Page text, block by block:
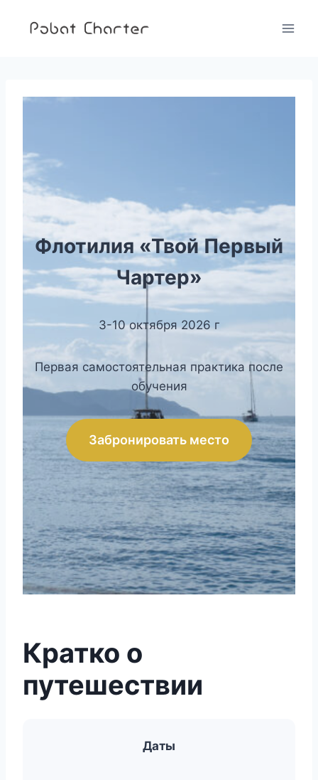
Флотилия «Твой Первый
Чартер»
3-10 октября 2026 г
Первая самостоятельная практика после
обучения
Забронировать место
Кратко о
путешествии
Даты